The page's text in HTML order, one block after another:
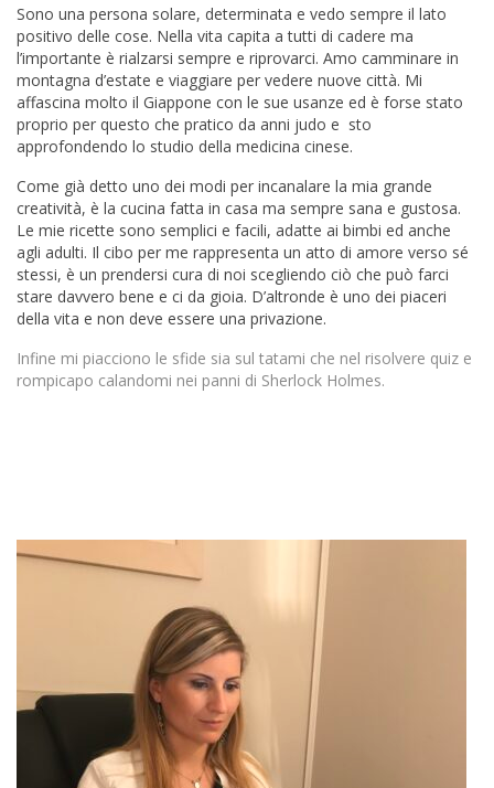
Sono una persona solare, determinata e vedo sempre il lato
positivo delle cose. Nella vita capita a tutti di cadere ma
l’importante è rialzarsi sempre e riprovarci. Amo camminare in
montagna d’estate e viaggiare per vedere nuove città. Mi
affascina molto il Giappone con le sue usanze ed è forse stato
proprio per questo che pratico da anni judo e sto
approfondendo lo studio della medicina cinese.
Come già detto uno dei modi per incanalare la mia grande
creatività, è la cucina fatta in casa ma sempre sana e gustosa.
Le mie ricette sono semplici e facili, adatte ai bimbi ed anche
agli adulti. Il cibo per me rappresenta un atto di amore verso sé
stessi, è un prendersi cura di noi scegliendo ciò che può farci
stare davvero bene e ci da gioia. D’altronde è uno dei piaceri
della vita e non deve essere una privazione.
Infine mi piacciono le sfide sia sul tatami che nel risolvere quiz e
rompicapo calandomi nei panni di Sherlock Holmes.